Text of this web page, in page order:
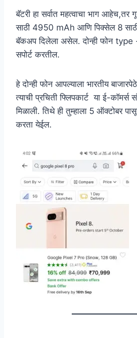
बॅटरी हा सर्वात महत्वाचा भाग आहेच,तर
साठी 4950 mAh आणि पिक्सेल 8
बॅकअप दिलेला असेल. दोन्ही फोन type
सपोर्ट करतील.
हे दोन्ही फोन आपल्याला भारतीय
त्याची प्रचिती फ्लिपकार्ट या ई-कॉमर्स
मिळाली. तिथे ही तुम्हाला 5 ऑक्टोबर
करता येईल.